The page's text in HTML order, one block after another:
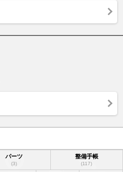
パーツ
(3)
整備手帳
(117)